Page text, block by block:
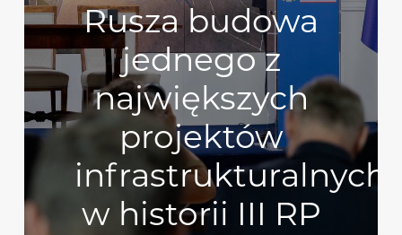
Rusza budowa
jednego z
największych
projektów
infrastrukturalnych
w historii III RP